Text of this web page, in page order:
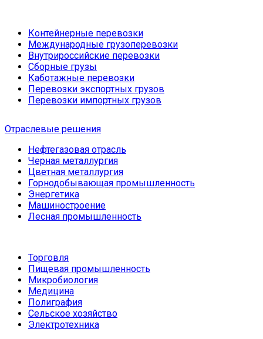
Контейнерные перевозки
Международные грузоперевозки
Внутрироссийские перевозки
Сборные грузы
Каботажные перевозки
Перевозки экспортных грузов
Перевозки импортных грузов
Отраслевые решения
Нефтегазовая отрасль
Черная металлургия
Цветная металлургия
Горнодобывающая промышленность
Энергетика
Машиностроение
Лесная промышленность
Торговля
Пищевая промышленность
Микробиология
Медицина
Полиграфия
Сельское хозяйство
Электротехника